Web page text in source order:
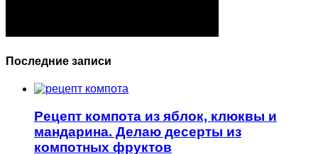
Последние записи
Рецепт компота из яблок, клюквы и
мандарина. Делаю десерты из
компотных фруктов